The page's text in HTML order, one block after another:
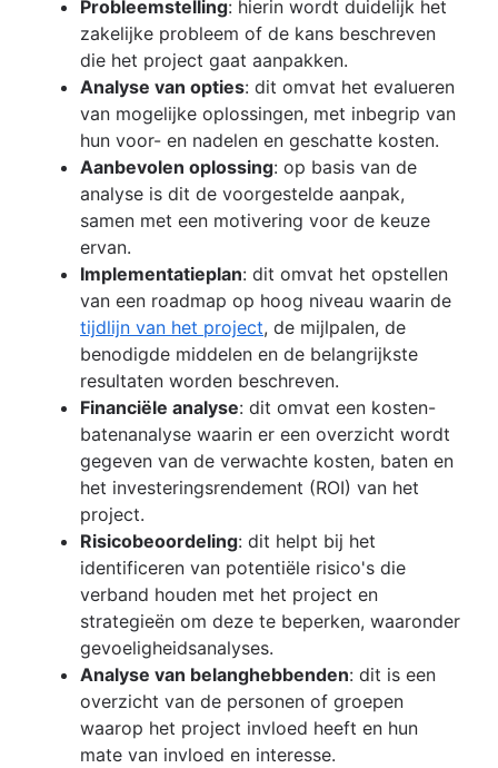
Teamcharter
Stakeholdertheorie
Communicatieplan
Activiteiten voor betrokkenheid van
werknemers
Erkenning van werknemers
Managementstijlen
Productiviteit op de werkvloer
Slechte communicatie overwinnen
Functionele organisatiestructuur [definitie,
voordelen + voorbeelden]
Overzicht
Modellen
Co-leiderschap
SOP's (Standard Operating Procedures)
Procesdocumentatie
Een enige bron van waarheid (SSoT)
voor je team
Opslag en tracering van documenten
Productdocumentatie
Softwareontwerpdocument
Werkverklaring
Proces voor documentenbeheer
Overzicht
Sociaal bedrijfsnetwerk
Probleemstelling: hierin wordt duidelijk het
zakelijke probleem of de kans beschreven
die het project gaat aanpakken.
Analyse van opties: dit omvat het evalueren
van mogelijke oplossingen, met inbegrip van
hun voor- en nadelen en geschatte kosten.
Aanbevolen oplossing: op basis van de
analyse is dit de voorgestelde aanpak,
samen met een motivering voor de keuze
ervan.
Implementatieplan: dit omvat het opstellen
van een roadmap op hoog niveau waarin de
tijdlijn van het project, de mijlpalen, de
benodigde middelen en de belangrijkste
resultaten worden beschreven.
Financiële analyse: dit omvat een kosten-
batenanalyse waarin er een overzicht wordt
gegeven van de verwachte kosten, baten en
het investeringsrendement (ROI) van het
project.
Risicobeoordeling: dit helpt bij het
identificeren van potentiële risico's die
verband houden met het project en
strategieën om deze te beperken, waaronder
gevoeligheidsanalyses.
Analyse van belanghebbenden: dit is een
overzicht van de personen of groepen
waarop het project invloed heeft en hun
mate van invloed en interesse.